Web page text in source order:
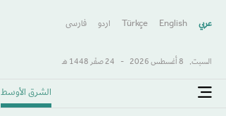
عربي English
Türkçe اردو فارسى
السبت, 8 أغسطس 2026 - 24 صفَر 1448 هـ
الشرق الأوسط​
الدوري السعودي: التوقفات تستنزف 48 % من زمن المباريات